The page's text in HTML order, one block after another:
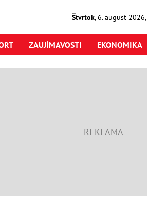
Štvrtok,6. august2026,
ZAUJÍMAVOSTI EKONOMIKA